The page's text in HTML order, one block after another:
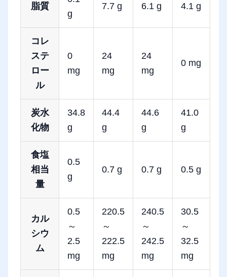
脂質
g
7.7 g 6.1 g 4.1 g
コレ
ステ
ロー
ル
0
mg
24
mg
24
mg
0 mg
炭水
化物
34.8
g
44.4
g
44.6
g
41.0
g
食塩
相当
量
0.5
g
0.7 g 0.7 g 0.5 g
カル
シウ
ム
0.5
～
2.5
mg
220.5
～
222.5
mg
240.5
～
242.5
mg
30.5
～
32.5
mg